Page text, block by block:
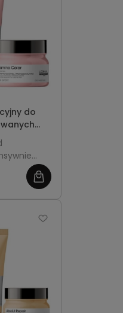
do
200 ml +i
oraz
zobacz
więcej